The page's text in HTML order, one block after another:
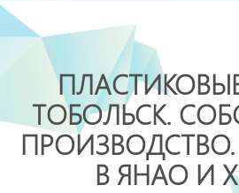
ТОБОЛЬСК.
В ЯНАО И